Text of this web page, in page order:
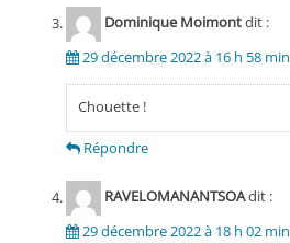
Dominique Moimontdit :
29 décembre 2022 à 16 h 58 min
Chouette !
Répondre
RAVELOMANANTSOAdit :
29 décembre 2022 à 18 h 02 min